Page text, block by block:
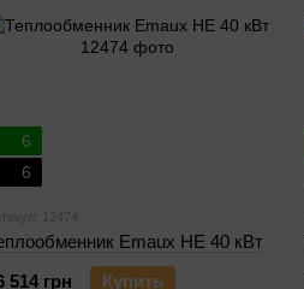
6
6
12474
Emaux HE 40 кВт
514 грн
Купить